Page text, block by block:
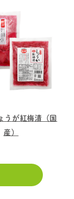
うが紅梅漬（国
産）